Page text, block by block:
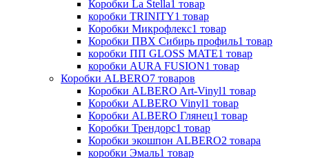
Коробки La Stella1 товар
коробки TRINITY1 товар
Коробки Микрофлекс1 товар
Коробки ПВХ Сибирь профиль1 товар
коробки ПП GLOSS MATE1 товар
коробки AURA FUSION1 товар
Коробки ALBERO7 товаров
Коробки ALBERO Art-Vinyl1 товар
Коробки ALBERO Vinyl1 товар
Коробки ALBERO Глянец1 товар
Коробки Трендорс1 товар
Коробки экошпон ALBERO2 товара
коробки Эмаль1 товар